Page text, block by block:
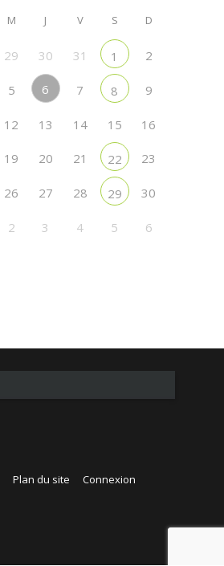
M J V S D
29 30 31 1 2
5 6 7 8 9
12 13 14 15 16
19 20 21 22 23
26 27 28 29 30
2 3 4 5 6
Plan du site Connexion